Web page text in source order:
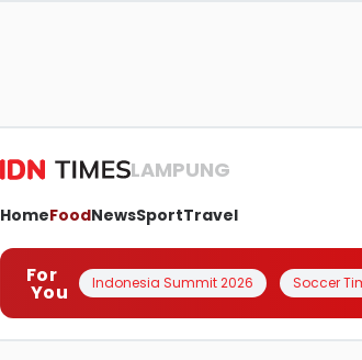
LAMPUNG
HomeFoodNewsSportTravel
For
You Indonesia Summit 2026 Soccer